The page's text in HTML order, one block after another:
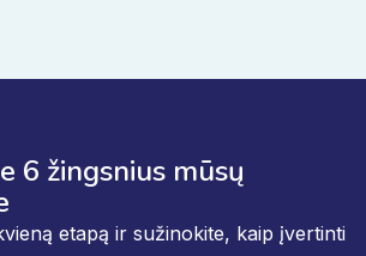
6 žingsnius mūsų
etapą ir sužinokite, kaip įvertinti